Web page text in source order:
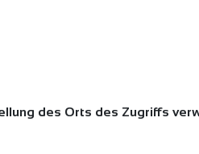
des Orts des Zugriffs